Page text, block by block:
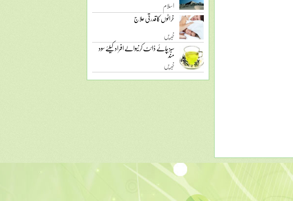
اسلام
خراٹوں کا قدرتی علاج
خبریں
سبز چائے ڈائٹ کرنیوالے افراد کیلئے سود
مند
خبریں